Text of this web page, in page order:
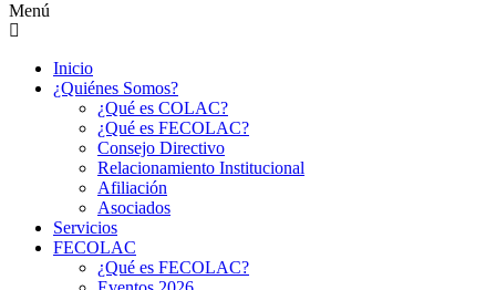
Menú
Inicio
¿Quiénes Somos?
¿Qué es COLAC?
¿Qué es FECOLAC?
Consejo Directivo
Relacionamiento Institucional
Afiliación
Asociados
Servicios
FECOLAC
¿Qué es FECOLAC?